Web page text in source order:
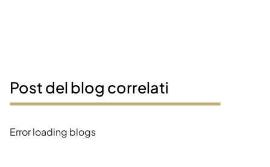
Post del blog correlati
Error loading blogs